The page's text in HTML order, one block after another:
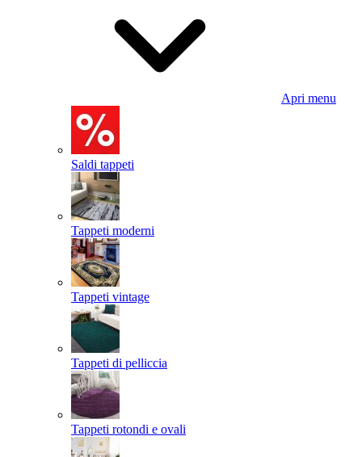
Apri menu
Saldi tappeti
Tappeti moderni
Tappeti vintage
Tappeti di pelliccia
Tappeti rotondi e ovali